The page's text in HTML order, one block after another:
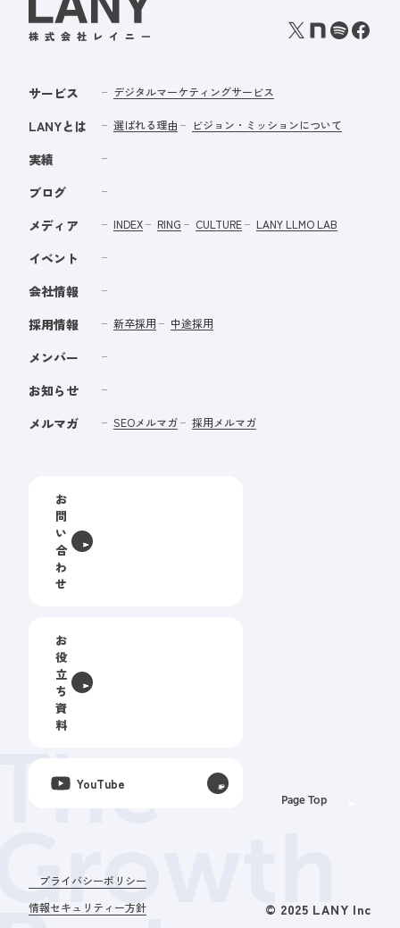
プライバシーポリシー
情報セキュリティー方針
© 2025 LANY Inc
サービス デジタルマーケティングサービス
LANYとは 選ばれる理由 ビジョン・ミッションについて
実績
ブログ
メディア
INDEX RING CULTURE LANY LLMO LAB
イベント
会社情報
採用情報
新卒採用 中途採用
メンバー
お知らせ
メルマガ
SEOメルマガ 採用メルマガ
お
問
い
合
わ
せ
お
役
立
ち
資
料
YouTube
Page Top